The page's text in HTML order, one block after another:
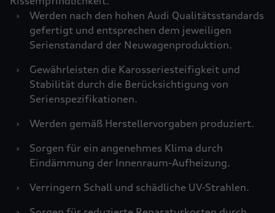
›
Werden nach den hohen Audi Qualitätsstandards
gefertigt und entsprechen dem jeweiligen
Serienstandard der Neuwagenproduktion.
›
Gewährleisten die Karosseriesteifigkeit und
Stabilität durch die Berücksichtigung von
Serienspezifikationen.
›
Werden gemäß Herstellervorgaben produziert.
›
Sorgen für ein angenehmes Klima durch
Eindämmung der Innenraum-Aufheizung.
›
Verringern Schall und schädliche UV-Strahlen.